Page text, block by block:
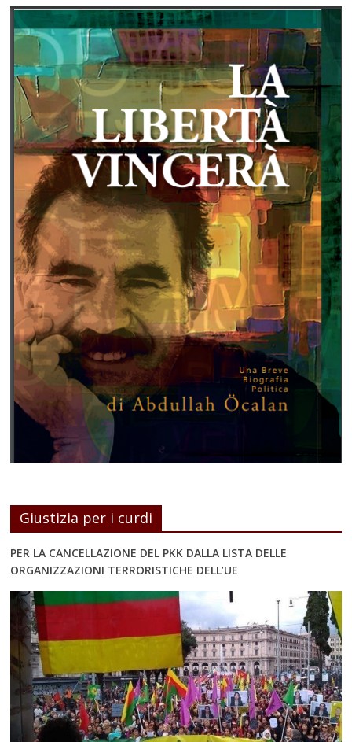
Giustizia per i curdi
PER LA CANCELLAZIONE DEL PKK DALLA LISTA DELLE
ORGANIZZAZIONI TERRORISTICHE DELL’UE